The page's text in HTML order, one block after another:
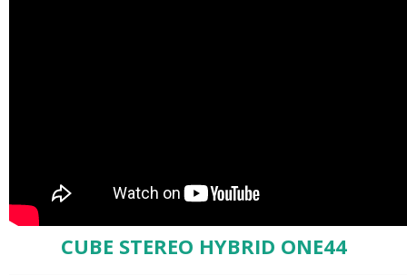
CUBE STEREO HYBRID ONE44